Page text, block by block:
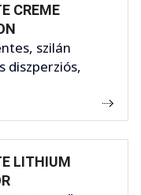
CREME
szilán
diszperziós,
LITHIUM